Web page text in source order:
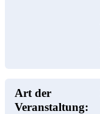
Art der
Veranstaltung: